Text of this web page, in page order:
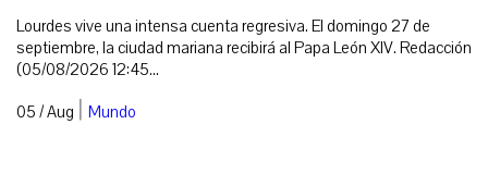
Lourdes vive una intensa cuenta regresiva. El domingo 27 de
septiembre, la ciudad mariana recibirá al Papa León XIV. Redacción
(05/08/2026 12:45...
05 / Aug | Mundo